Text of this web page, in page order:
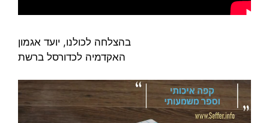
בהצלחה לכולנו, יועד אגמון
האקדמיה לכדורסל ברשת